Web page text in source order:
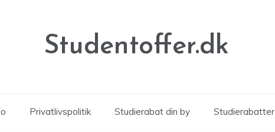
Studentoffer.dk
Privatlivspolitik Studierabat din by Studierabatter